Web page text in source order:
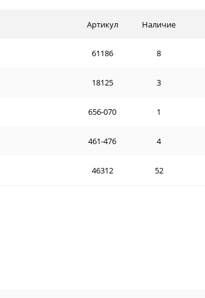
Артикул Наличие
61186 8
18125 3
656-070 1
461-476 4
46312 52